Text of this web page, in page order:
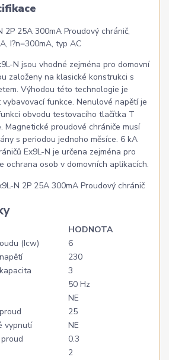
2P 25A 300mA Proudový chránič,
I?n=300mA, typ AC
N jsou vhodné zejména pro domovní
založeny na klasické konstrukci s
Výhodou této technologie je
funkce. Nenulové napětí je
obvodu testovacího tlačítka T
Magnetické proudové chrániče musí
s periodou jednoho měsíce. 6 kA
Ex9L-N je určena zejména pro
ochrana osob v domovních aplikacích.
HODNOTA
(Icw)
6
230
3
50 Hz
NE
25
vypnutí
NE
0.3
2